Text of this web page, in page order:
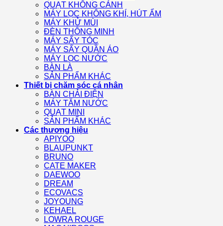
QUẠT KHÔNG CÁNH
MÁY LỌC KHÔNG KHÍ, HÚT ẨM
MÁY KHỬ MÙI
ĐÈN THÔNG MINH
MÁY SẤY TÓC
MÁY SẤY QUẦN ÁO
MÁY LỌC NƯỚC
BÀN LÀ
SẢN PHẨM KHÁC
Thiết bị chăm sóc cá nhân
BÀN CHẢI ĐIỆN
MÁY TĂM NƯỚC
QUẠT MINI
SẢN PHẨM KHÁC
Các thương hiệu
APIYOO
BLAUPUNKT
BRUNO
CATE MAKER
DAEWOO
DREAM
ECOVACS
JOYOUNG
KEHAEL
LOWRA ROUGE